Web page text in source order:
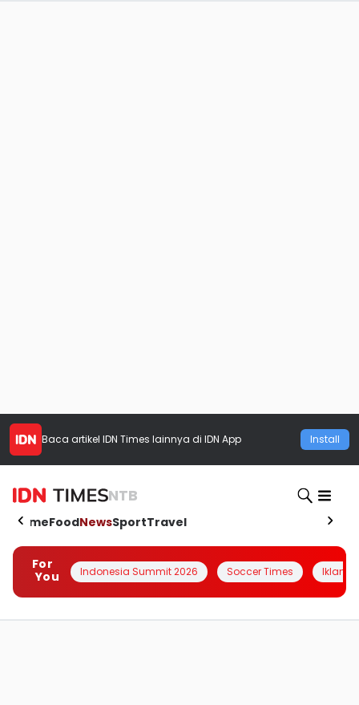
Baca artikel IDN Times lainnya di IDN App Install
NTB
HomeFoodNewsSportTravel
For
You
Indonesia Summit 2026 Soccer Times Iklanin